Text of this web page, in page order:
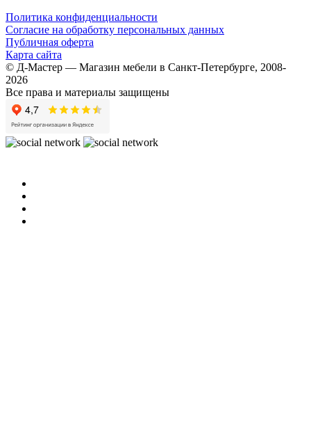
Политика конфиденциальности
Согласие на обработку персональных данных
Публичная оферта
Карта сайта
© Д-Мастер — Магазин мебели в Санкт-Петербурге, 2008-
2026
Все права и материалы защищены